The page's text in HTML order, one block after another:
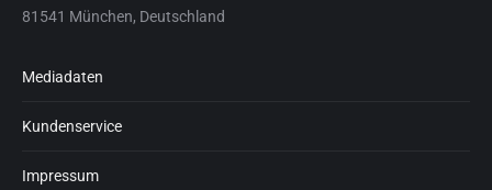
81541 München, Deutschland
Mediadaten
Kundenservice
Impressum